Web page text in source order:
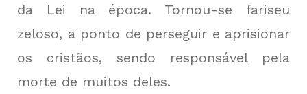
da Lei na época. Tornou-se fariseu
zeloso, a ponto de perseguir e aprisionar
os cristãos, sendo responsável pela
morte de muitos deles.